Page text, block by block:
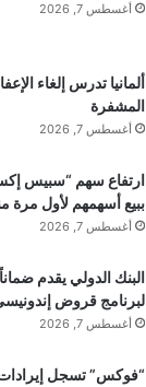
أغسطس 7, 2026
ألمانيا تدرس إلغاء
المشفرة
أغسطس 7, 2026
ارتفاع سهم “سبيس
ببيع أسهمهم لأول مرة
أغسطس 7, 2026
لبرنامج قروض
أغسطس 7, 2026
“فوكس” تسجل إيرادات